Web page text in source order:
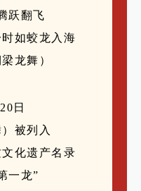
跃翻飞
如蛟龙入海
龙舞）
日
被列入
化遗产名录
一龙”